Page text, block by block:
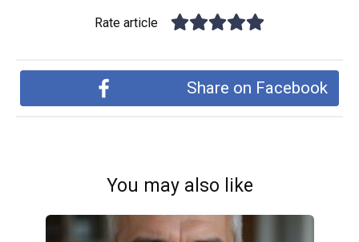
Rate article
Share on Facebook
You may also like